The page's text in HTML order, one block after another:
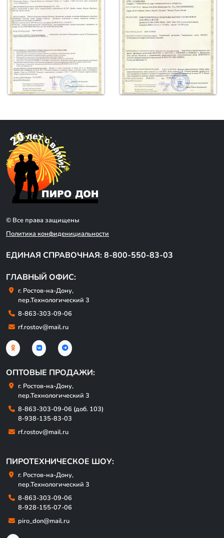
© Все права защищены
Политика конфиденициальности
ЕДИНАЯ СПРАВОЧНАЯ: 8-800-550-83-03
ГЛАВНЫЙ ОФИС:
г. Ростов-на-Дону,
пер.Технологический 3
8-863-303-09-06
rf.rostov@mail.ru
ОПТОВЫЕ ПРОДАЖИ:
г. Ростов-на-Дону,
пер.Технологический 3
8-863-303-09-06 (доб. 103)
8-938-135-83-03
rf.rostov@mail.ru
ПИРОТЕХНИЧЕСКОЕ ШОУ:
г. Ростов-на-Дону,
пер.Технологический 3
8-863-303-09-06
8-928-155-07-06
piro_don@mail.ru